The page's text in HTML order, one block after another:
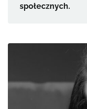
społecznych.